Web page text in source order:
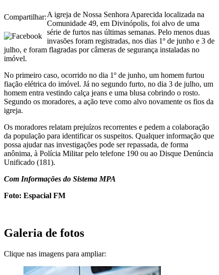
Compartilhar:A igreja de Nossa Senhora Aparecida localizada na
Comunidade 49, em Divinópolis, foi alvo de uma
série de furtos nas últimas semanas. Pelo menos duas
invasões foram registradas, nos dias 1º de junho e 3 de
julho, e foram flagradas por câmeras de segurança instaladas no
imóvel.
No primeiro caso, ocorrido no dia 1º de junho, um homem furtou
fiação elétrica do imóvel. Já no segundo furto, no dia 3 de julho, um
homem entra vestindo calça jeans e uma blusa cobrindo o rosto.
Segundo os moradores, a ação teve como alvo novamente os fios da
igreja.
Os moradores relatam prejuízos recorrentes e pedem a colaboração
da população para identificar os suspeitos. Qualquer informação que
possa ajudar nas investigações pode ser repassada, de forma
anônima, à Polícia Militar pelo telefone 190 ou ao Disque Denúncia
Unificado (181).
Com Informações do Sistema MPA
Foto: Espacial FM
Galeria de fotos
Clique nas imagens para ampliar: